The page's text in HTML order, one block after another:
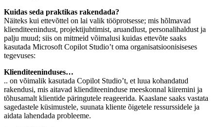
Kuidas seda praktikas rakendada?
Näiteks kui ettevõttel on lai valik tööprotsesse; mis hõlmavad
klienditeenindust, projektijuhtimist, aruandlust, personalihaldust ja
palju muud; siis on mitmeid võimalusi kuidas ettevõte saaks
kasutada Microsoft Copilot Studio’t oma organisatsioonisiseses
tegevuses:
Klienditeeninduses…
.. on võimalik kasutada Copilot Studio’t, et luua kohandatud
rakendusi, mis aitavad klienditeeninduse meeskonnal kiiremini ja
tõhusamalt klientide päringutele reageerida. Kaaslane saaks vastata
sagedastele küsimustele, suunata kliente õigetele ressurssidele ja
aidata lahendada probleeme.